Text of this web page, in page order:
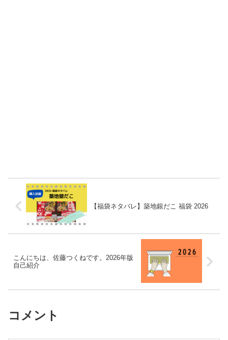
【福袋ネタバレ】築地銀だこ 福袋 2026
こんにちは、佐藤つくねです。2026年版
自己紹介
コメント